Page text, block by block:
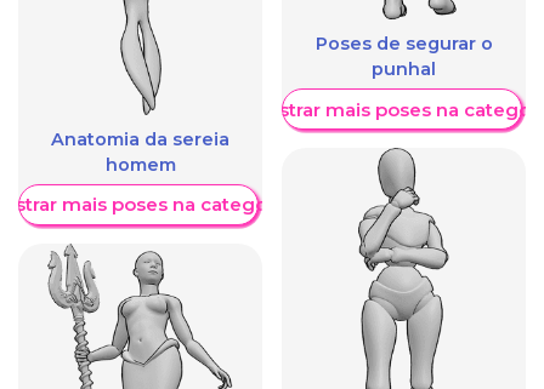
Anatomia da sereia
homem
mais poses na categoria
Poses de segurar o
punhal
Mostrar mais poses na